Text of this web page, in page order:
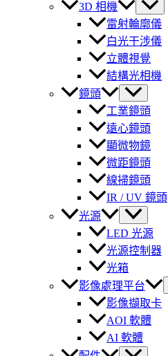
3D 相機
雷射輪廓儀
白光干涉儀
立體視覺
結構光相機
鏡頭
工業鏡頭
遠心鏡頭
顯微物鏡
微距鏡頭
線掃鏡頭
IR / UV 鏡頭
光源
LED 光源
光源控制器
光箱
影像處理平台
影像擷取卡
AOI 軟體
AI 軟體